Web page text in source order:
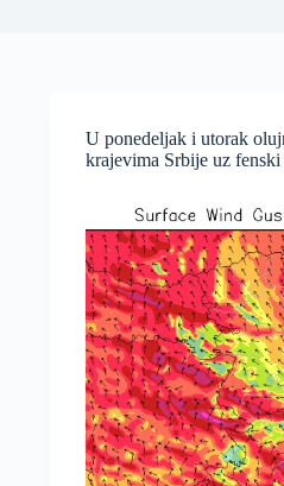
U ponedeljak i utorak
krajevima Srbije uz fenski